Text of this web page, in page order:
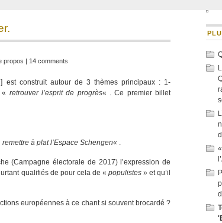
propos | 14 comments
est construit autour de 3 thèmes principaux : 1-
retrouver l’esprit de progrès« . Ce premier billet
remettre à plat l’Espace Schengen« .
(Campagne électorale de 2017) l’expression de
qualifiés de pour cela de « populistes» et qu’il
européennes à ce chant si souvent brocardé ?